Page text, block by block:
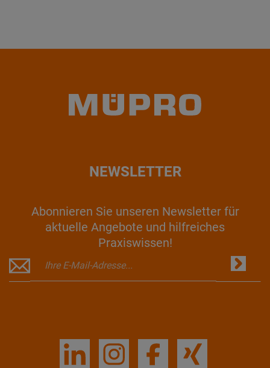
NEWSLETTER
Abonnieren Sie unseren Newsletter für
aktuelle Angebote und hilfreiches
Praxiswissen!